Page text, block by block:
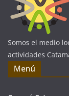
Somos el medio
actividades
Menú